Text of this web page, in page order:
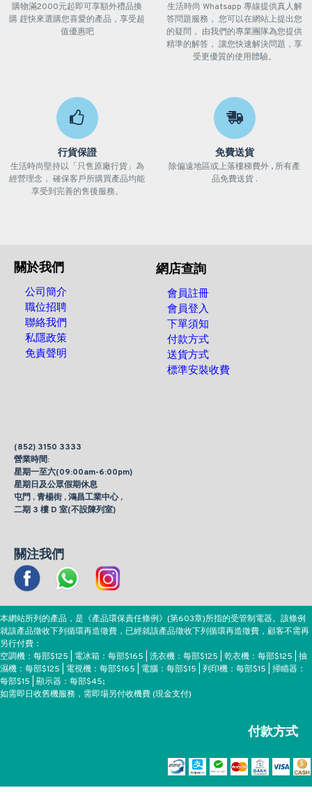
購物滿2000元起即可享額外禮品換
購 趕快來選購您喜愛的產品，享受超
值優惠吧
生活時尚 Whatsapp 專線提供真人解
答問題服務， 您可以在網站上提出您
的疑問， 由我們的專業團隊為您提供
精準的解答， 讓您快速解決問題，享
受更優質的使用體驗。
行貨保證
生活時尚堅持以「只售原廠行貨」為
經營理念， 確保客戶所購買產品均能
享受到完善的售後服務。
免費送貨
除偏遠地區或上落樓梯費外 , 所有產
品免費送貨 .
關於我們
公司簡介
職位招聘
聯絡我們
私隱政策
免責聲明
網店查詢
會員註冊
會員登入
下單須知
付款方式
送貨方式
標準安裝收費
(852) 3150 3333
營業時間:
星期一至六(09:00am-6:00pm)
星期日及公眾假期休息
屯門 , 青楊街 , 鴻昌工業中心 ,
二期 3 樓 D 室(不設陳列室)
關注我們
本網站所列的產品，是《產品環保責任條例》(第603章)所指的受管制電器。該條例
就該產品徵收下列循環再造徵費，已經就該產品徵收下列循環再造徵費，顧客不需再
另行付費：
空調機：每部$125 | 電冰箱：每部$165 | 洗衣機：每部$125 | 乾衣機：每部$125 | 抽
濕機：每部$125 | 電視機：每部$165 | 電腦：每部$15 | 列印機：每部$15 | 掃瞄器：
每部$15 | 顯示器：每部$45;
如需即日收舊機服務，需即場另付收機費 (現金支付)
付款方式